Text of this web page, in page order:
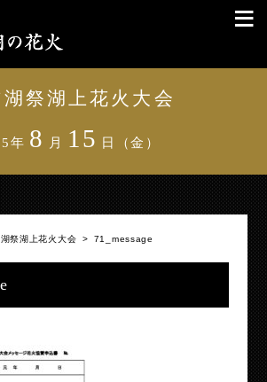
≡
祭湖上花火大会
年 8 月 15 日（金）
祭湖上花火大会 > 71_message